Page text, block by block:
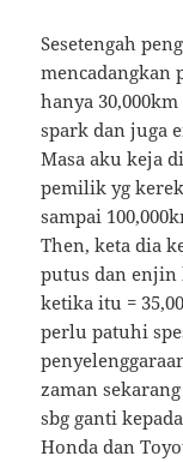
Sesetengah
mencadangkan
hanya
spark dan juga
Masa aku keja
pemilik yg
sampai
Then, keta dia
putus dan enjin
ketika itu =
perlu patuhi
zaman
sbg ganti
Honda dan